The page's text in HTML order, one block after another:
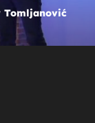
Tomljanović